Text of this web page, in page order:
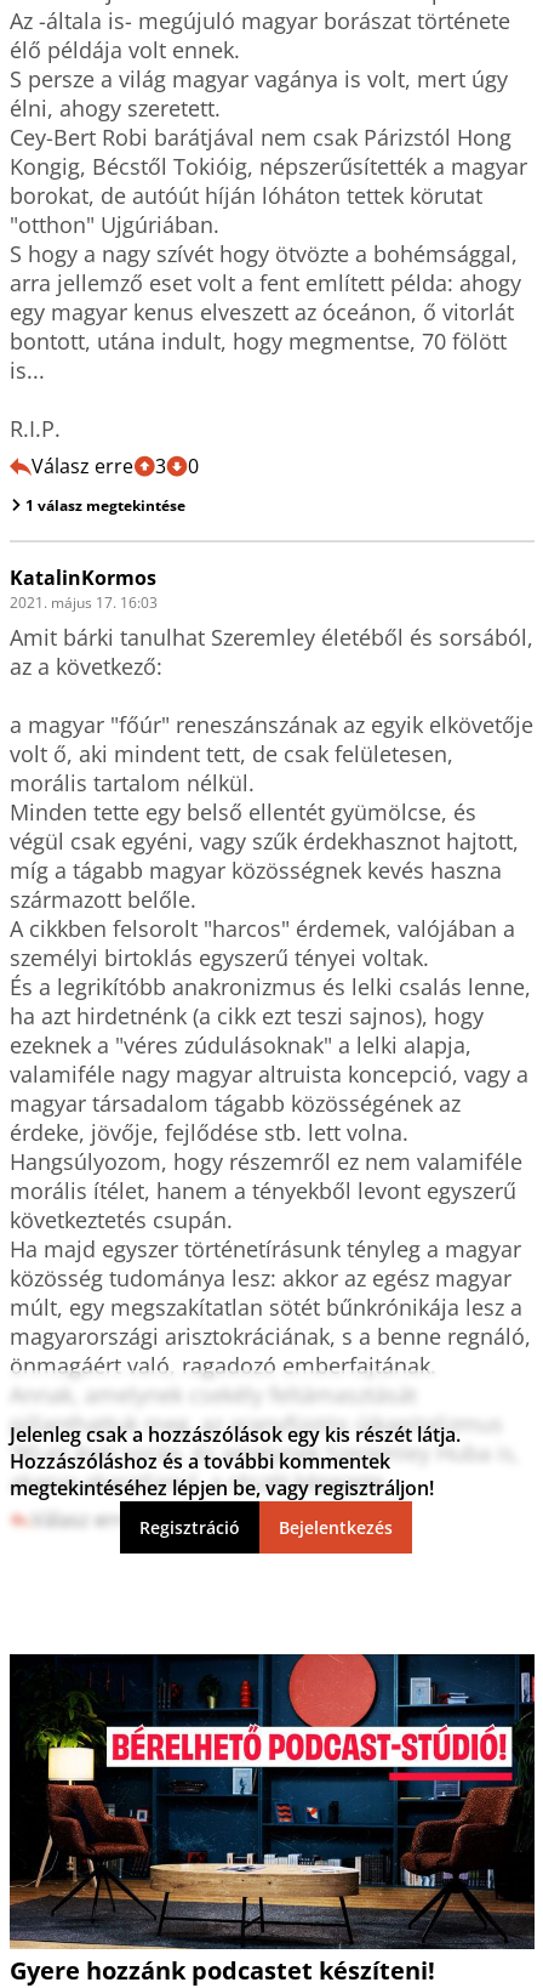
Az -általa is- megújuló magyar borászat története
élő példája volt ennek.
S persze a világ magyar vagánya is volt, mert úgy
élni, ahogy szeretett.
Cey-Bert Robi barátjával nem csak Párizstól Hong
Kongig, Bécstől Tokióig, népszerűsítették a magyar
borokat, de autóút híján lóháton tettek körutat
"otthon" Ujgúriában.
S hogy a nagy szívét hogy ötvözte a bohémsággal,
arra jellemző eset volt a fent említett példa: ahogy
egy magyar kenus elveszett az óceánon, ő vitorlát
bontott, utána indult, hogy megmentse, 70 fölött
is...
R.I.P.
Válasz erre 3 0
1 válasz megtekintése
KatalinKormos
2021. május 17. 16:03
Amit bárki tanulhat Szeremley életéből és sorsából,
az a következő:
a magyar "főúr" reneszánszának az egyik elkövetője
volt ő, aki mindent tett, de csak felületesen,
morális tartalom nélkül.
Minden tette egy belső ellentét gyümölcse, és
végül csak egyéni, vagy szűk érdekhasznot hajtott,
míg a tágabb magyar közösségnek kevés haszna
származott belőle.
A cikkben felsorolt "harcos" érdemek, valójában a
személyi birtoklás egyszerű tényei voltak.
És a legrikítóbb anakronizmus és lelki csalás lenne,
ha azt hirdetnénk (a cikk ezt teszi sajnos), hogy
ezeknek a "véres zúdulásoknak" a lelki alapja,
valamiféle nagy magyar altruista koncepció, vagy a
magyar társadalom tágabb közösségének az
érdeke, jövője, fejlődése stb. lett volna.
Hangsúlyozom, hogy részemről ez nem valamiféle
morális ítélet, hanem a tényekből levont egyszerű
következtetés csupán.
Ha majd egyszer történetírásunk tényleg a magyar
közösség tudománya lesz: akkor az egész magyar
múlt, egy megszakítatlan sötét bűnkrónikája lesz a
magyarországi arisztokráciának, s a benne regnáló,
önmagáért való, ragadozó emberfajtának.
Annak, amelynek csekély feltámasztását
pillanthattuk meg, az aranyfüstös újkapitalizmus
'90-es évei során, és amelynek Szeremley Huba is,
akarva-akaratlanul, a részét képezete.
Válasz erre 0 3
Jelenleg csak a hozzászólások egy kis részét látja.
Hozzászóláshoz és a további kommentek
megtekintéséhez lépjen be, vagy regisztráljon!
Regisztráció Bejelentkezés
Gyere hozzánk podcastet készíteni!